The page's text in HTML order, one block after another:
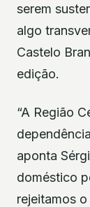
serem
algo
Castelo
edição.
“A Região
aponta
doméstico
rejeitamos